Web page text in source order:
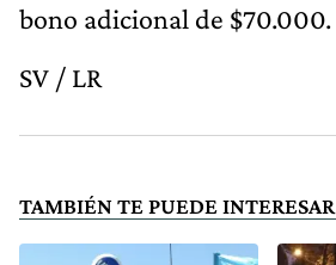
bono adicional de $70.000.
SV / LR
TAMBIÉN TE PUEDE INTERESAR